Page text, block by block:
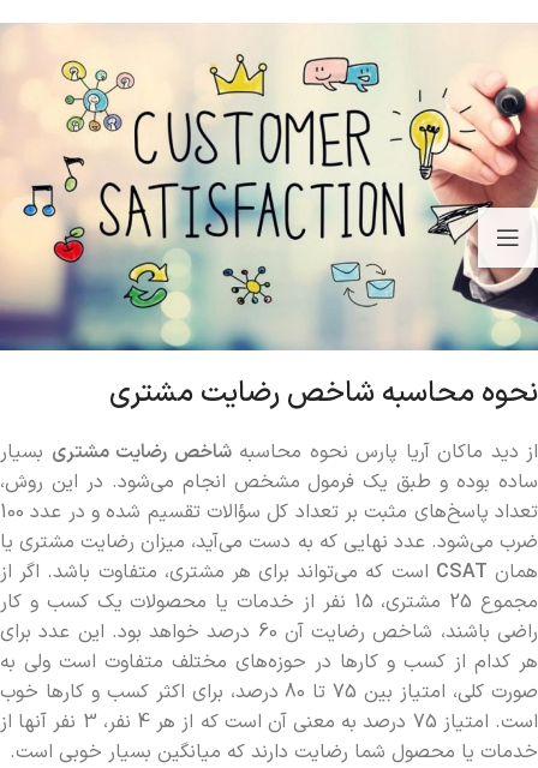
نحوه محاسبه شاخص رضایت مشتری
از دید ماکان آریا پارس نحوه محاسبهشاخص رضایت مشتری بسیار
ساده بوده و طبق یک فرمول مشخص انجام می‌شود. در این روش،
تعداد پاسخ‌های مثبت بر تعداد کل سؤالات تقسیم شده و در عدد 100
ضرب می‌شود. عدد نهایی که به دست می‌آید، میزان رضایت مشتری یا
همان CSAT است که می‌تواند برای هر مشتری، متفاوت باشد. اگر از
مجموع 25 مشتری، 15 نفر از خدمات یا محصولات یک کسب و کار
راضی باشند، شاخص رضایت آن 60 درصد خواهد بود. این عدد برای
هر کدام از کسب و کارها در حوزه‌های مختلف متفاوت است ولی به
صورت کلی، امتیاز بین 75 تا 80 درصد، برای اکثر کسب و کارها خوب
است. امتیاز 75 درصد به معنی آن است که از هر 4 نفر، 3 نفر آنها از
خدمات یا محصول شما رضایت دارند که میانگین بسیار خوبی است.